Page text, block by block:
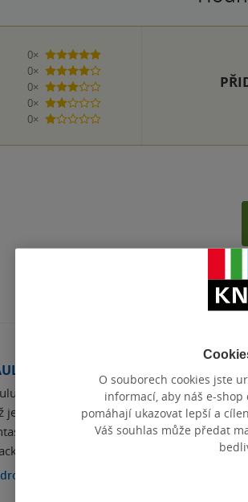
0×
5 hvězdiček
0×
4 hvězdičky
0×
3 hvězdičky
0×
2 hvězdičky
0×
1 hvezdička
BRACKSTON
Brackston znají čtenáři především jako
je historický fantasy román. Paula však
příběhů v sérii Bratři Grimmové pod
O souborech cookies jste
informací, aby náš e-
pomáhají ukazovat lepší a
Váš souhlas může předat